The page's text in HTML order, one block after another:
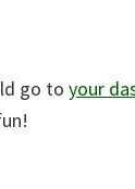
go to your